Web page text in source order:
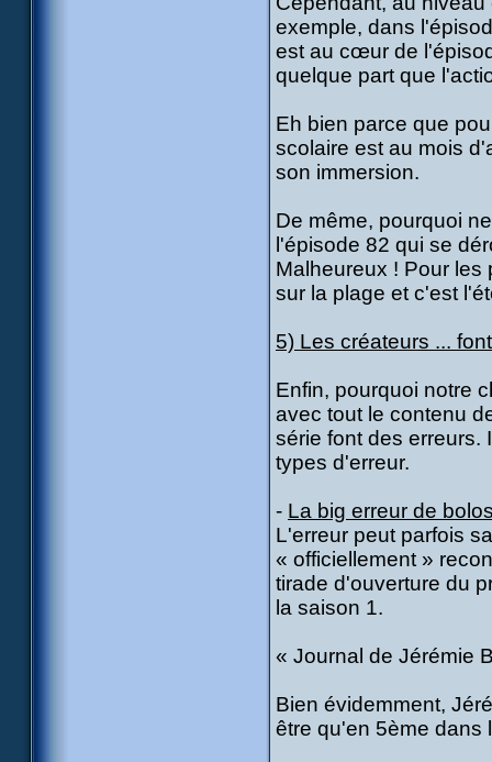
exemple, dans
est au cœur de
quelque part que
Eh bien parce que
scolaire est au mois
son immersion.
De même, pourquoi
l'épisode 82 qui se
Malheureux ! Pour les
sur la plage et c'est
5) Les créateurs ...
Enfin, pourquoi notre
avec tout le contenu
série font des erreurs.
types d'erreur.
- La big erreur de
L'erreur peut parfois
« officiellement »
tirade d'ouverture du
la saison 1.
« Journal de Jérémie
Bien évidemment,
être qu'en 5ème dans